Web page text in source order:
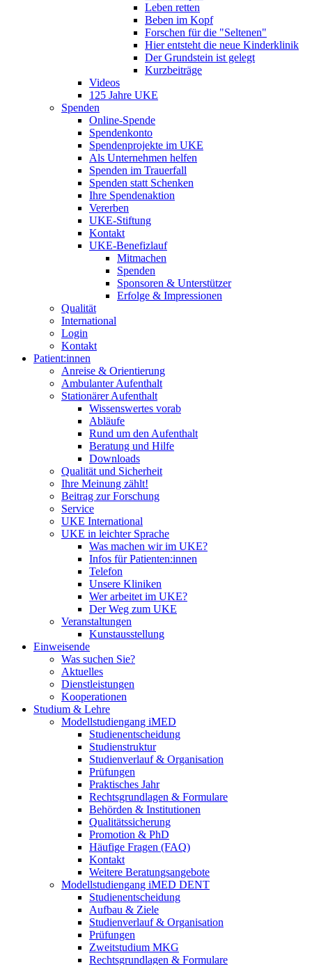
Leben retten
Beben im Kopf
Forschen für die "Seltenen"
Hier entsteht die neue Kinderklinik
Der Grundstein ist gelegt
Kurzbeiträge
Videos
125 Jahre UKE
Spenden
Online-Spende
Spendenkonto
Spendenprojekte im UKE
Als Unternehmen helfen
Spenden im Trauerfall
Spenden statt Schenken
Ihre Spendenaktion
Vererben
UKE-Stiftung
Kontakt
UKE-Benefizlauf
Mitmachen
Spenden
Sponsoren & Unterstützer
Erfolge & Impressionen
Qualität
International
Login
Kontakt
Patient:innen
Anreise & Orientierung
Ambulanter Aufenthalt
Stationärer Aufenthalt
Wissenswertes vorab
Abläufe
Rund um den Aufenthalt
Beratung und Hilfe
Downloads
Qualität und Sicherheit
Ihre Meinung zählt!
Beitrag zur Forschung
Service
UKE International
UKE in leichter Sprache
Was machen wir im UKE?
Infos für Patienten:innen
Telefon
Unsere Kliniken
Wer arbeitet im UKE?
Der Weg zum UKE
Veranstaltungen
Kunstausstellung
Einweisende
Was suchen Sie?
Aktuelles
Dienstleistungen
Kooperationen
Studium & Lehre
Modellstudiengang iMED
Studienentscheidung
Studienstruktur
Studienverlauf & Organisation
Prüfungen
Praktisches Jahr
Rechtsgrundlagen & Formulare
Behörden & Institutionen
Qualitätssicherung
Promotion & PhD
Häufige Fragen (FAQ)
Kontakt
Weitere Beratungsangebote
Modellstudiengang iMED DENT
Studienentscheidung
Aufbau & Ziele
Studienverlauf & Organisation
Prüfungen
Zweitstudium MKG
Rechtsgrundlagen & Formulare